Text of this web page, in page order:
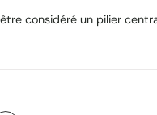
considéré un pilier